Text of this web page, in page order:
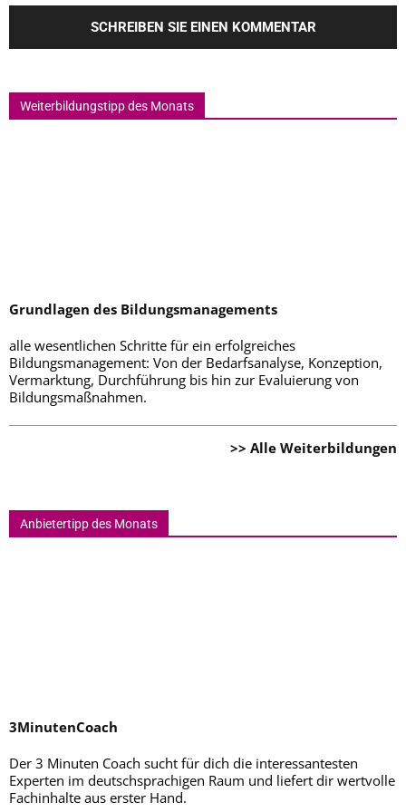
Weiterbildungstipp des Monats
Grundlagen des Bildungsmanagements
alle wesentlichen Schritte für ein erfolgreiches
Bildungsmanagement: Von der Bedarfsanalyse, Konzeption,
Vermarktung, Durchführung bis hin zur Evaluierung von
Bildungsmaßnahmen.
>> Alle Weiterbildungen
Anbietertipp des Monats
3MinutenCoach
Der 3 Minuten Coach sucht für dich die interessantesten
Experten im deutschsprachigen Raum und liefert dir wertvolle
Fachinhalte aus erster Hand.